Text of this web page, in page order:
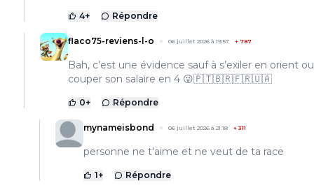
4+ Répondre
flaco75-reviens-l-o 06 juillet 2026 à 19:57 + 787
Bah, c’est une évidence sauf à s’exiler en orient ou
couper son salaire en 4 😜🇵🇹🇧🇷🇫🇷🇺🇦
0+ Répondre
mynameisbond 06 juillet 2026 à 21:18 + 311
personne ne t'aime et ne veut de ta race
1+ Répondre